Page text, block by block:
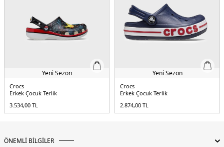
Yeni Sezon
Crocs
Erkek Çocuk Terlik
3.534,00 TL
Yeni Sezon
Crocs
Erkek Çocuk Terlik
2.874,00 TL
ÖNEMLİ BİLGİLER